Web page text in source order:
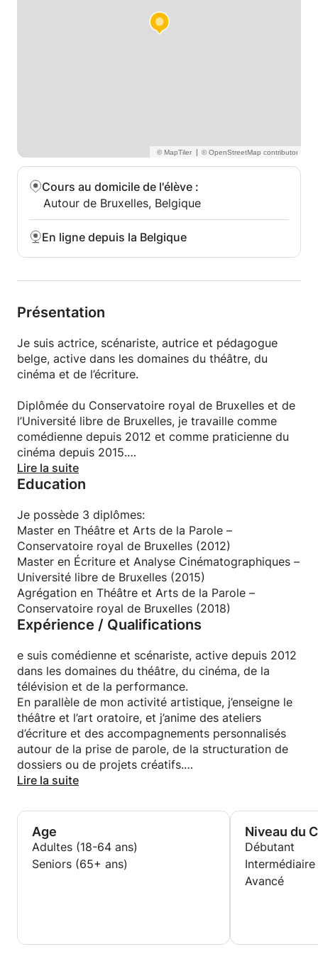
Le lien de visio est envoyé avant chaque séance. En
|
Cours au domicile de l'élève :
Autour de Bruxelles, Belgique
En ligne depuis la Belgique
Présentation
Je suis actrice, scénariste, autrice et pédagogue
belge, active dans les domaines du théâtre, du
cinéma et de l’écriture.
Diplômée du Conservatoire royal de Bruxelles et de
l’Université libre de Bruxelles, je travaille comme
comédienne depuis 2012 et comme praticienne du
cinéma depuis 2015.
Je suis également titulaire d’un master en écriture
cinématographique et d’une agrégation en Arts de la
Depuis plusieurs années, j’anime des cours de
théâtre, des ateliers d’écriture et des
accompagnements personnalisés pour les
personnes souhaitant préparer un dossier, un
examen d’entrée, un projet artistique ou améliorer
leur aisance à l’oral ou à l’écrit.
personne, et mêle outils concrets, écoute active et
esprit créatif.
Lire la suite
Education
Je possède 3 diplômes:
Master en Théâtre et Arts de la Parole –
Conservatoire royal de Bruxelles (2012)
Master en Écriture et Analyse Cinématographiques –
Université libre de Bruxelles (2015)
Agrégation en Théâtre et Arts de la Parole –
Conservatoire royal de Bruxelles (2018)
Expérience / Qualifications
e suis comédienne et scénariste, active depuis 2012
dans les domaines du théâtre, du cinéma, de la
télévision et de la performance.
En parallèle de mon activité artistique, j’enseigne le
théâtre et l’art oratoire, et j’anime des ateliers
d’écriture et des accompagnements personnalisés
autour de la prise de parole, de la structuration de
dossiers ou de projets créatifs.
Mon approche croise rigueur, créativité et
profils atypiques ou aux parcours non linéaires.
Lire la suite
Age
Adultes (18-64 ans)
Seniors (65+ ans)
Niveau du
Débutant
Intermédiaire
Avancé